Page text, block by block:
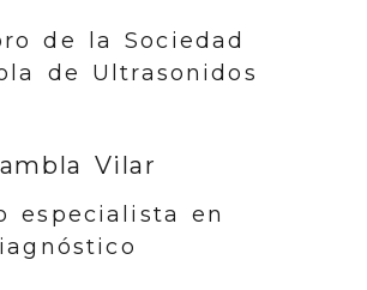
de la Sociedad
de Ultrasonidos
Vilar
especialista en